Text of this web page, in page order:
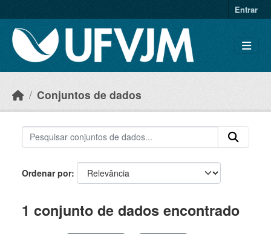
Entrar
Conjuntos de dados
Ordenar por
1 conjunto de dados encontrado